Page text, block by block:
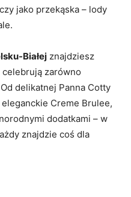
jako przekąska – lody
Białej znajdziesz
zarówno
delikatnej Panna Cotty
Creme Brulee,
dodatkami – w
znajdzie coś dla